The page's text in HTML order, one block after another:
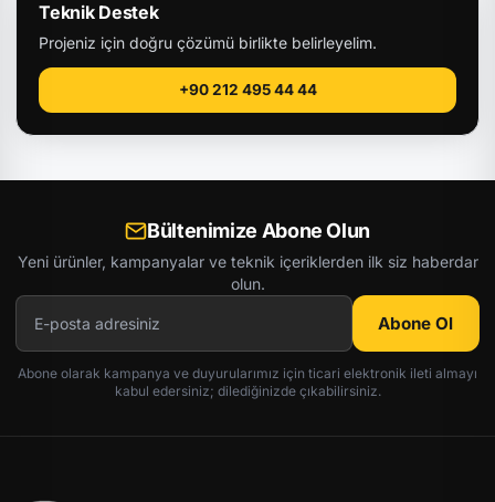
Teknik Destek
Projeniz için doğru çözümü birlikte belirleyelim.
+90 212 495 44 44
Bültenimize Abone Olun
Yeni ürünler, kampanyalar ve teknik içeriklerden ilk siz haberdar
olun.
Abone Ol
Abone olarak kampanya ve duyurularımız için ticari elektronik ileti almayı
kabul edersiniz; dilediğinizde çıkabilirsiniz.